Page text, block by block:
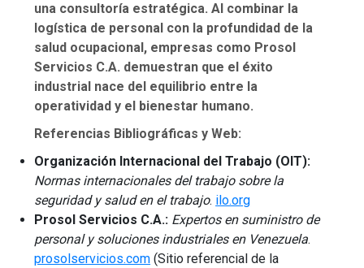
una consultoría estratégica. Al combinar la
logística de personal con la profundidad de la
salud ocupacional, empresas como Prosol
Servicios C.A. demuestran que el éxito
industrial nace del equilibrio entre la
operatividad y el bienestar humano.
Referencias Bibliográficas y Web:
Organización Internacional del Trabajo (OIT):
Normas internacionales del trabajo sobre la
seguridad y salud en el trabajo. ilo.org
Prosol Servicios C.A.: Expertos en suministro de
personal y soluciones industriales en Venezuela.
prosolservicios.com (Sitio referencial de la